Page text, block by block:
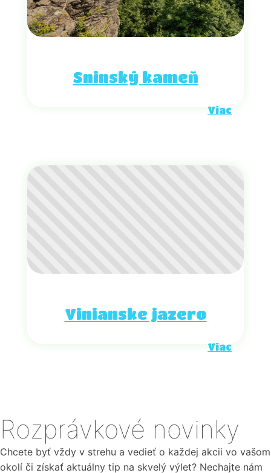
Sninský kameň
Viac
Vinianske jazero
Viac
Rozprávkové novinky
Chcete byť vždy v strehu a vedieť o každej akcii vo vašom
okolí či získať aktuálny tip na skvelý výlet? Nechajte nám